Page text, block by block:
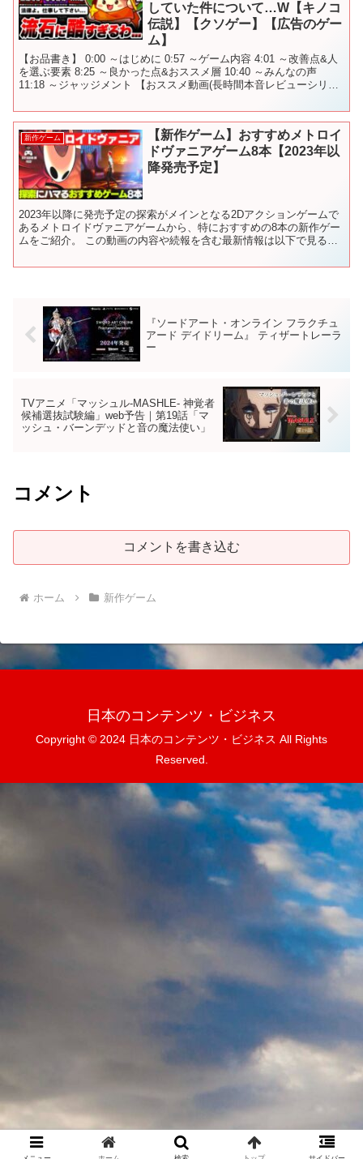
していた件について…W【キノコ
伝説】【クソゲー】【広告のゲー
ム】
【お品書き】 0:00 ～はじめに 0:57 ～ゲーム内容 4:01 ～改善点&人
を選ぶ要素 8:25 ～良かった点&おススメ層 10:40 ～みんなの声
11:18 ～ジャッジメント 【おススメ動画(長時間本音レビューシリー
新作ゲーム
【新作ゲーム】おすすめメトロイ
ドヴァニアゲーム8本【2023年以
降発売予定】
2023年以降に発売予定の探索がメインとなる2Dアクションゲームで
あるメトロイドヴァニアゲームから、特におすすめの8本の新作ゲー
ムをご紹介。 この動画の内容や続報を含む最新情報は以下で見るこ
『ソードアート・オンライン フラクチュ
アード デイドリーム』 ティザートレーラ
ー
TVアニメ「マッシュル-MASHLE- 神覚者
候補選抜試験編」web予告｜第19話「マ
ッシュ・バーンデッドと音の魔法使い」
コメント
コメントを書き込む
ホーム 新作ゲーム
日本のコンテンツ・ビジネス
Copyright © 2024 日本のコンテンツ・ビジネス All Rights
Reserved.